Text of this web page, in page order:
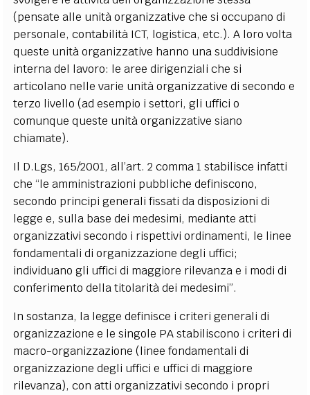
(pensate alle unità organizzative che si occupano di
personale, contabilità ICT, logistica, etc.). A loro volta
queste unità organizzative hanno una suddivisione
interna del lavoro: le aree dirigenziali che si
articolano nelle varie unità organizzative di secondo e
terzo livello (ad esempio i settori, gli uffici o
comunque queste unità organizzative siano
chiamate).
Il D.Lgs, 165/2001, all’art. 2 comma 1 stabilisce infatti
che “le amministrazioni pubbliche definiscono,
secondo principi generali fissati da disposizioni di
legge e, sulla base dei medesimi, mediante atti
organizzativi secondo i rispettivi ordinamenti, le linee
fondamentali di organizzazione degli uffici;
individuano gli uffici di maggiore rilevanza e i modi di
conferimento della titolarità dei medesimi”.
In sostanza, la legge definisce i criteri generali di
organizzazione e le singole PA stabiliscono i criteri di
macro-organizzazione (linee fondamentali di
organizzazione degli uffici e uffici di maggiore
rilevanza), con atti organizzativi secondo i propri